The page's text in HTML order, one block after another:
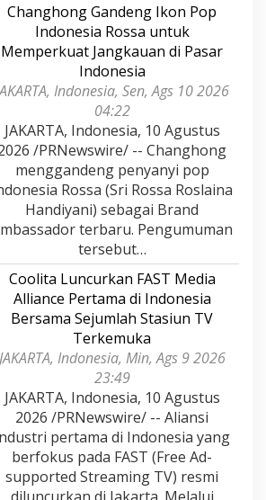
Changhong Gandeng Ikon Pop
Indonesia Rossa untuk
Memperkuat Jangkauan di Pasar
Indonesia
Indonesia, Sen, Ags 10 2026
04:22
JAKARTA, Indonesia, 10 Agustus
/PRNewswire/ -- Changhong
menggandeng penyanyi pop
Rossa (Sri Rossa Roslaina
Handiyani) sebagai Brand
terbaru. Pengumuman
tersebut…
Coolita Luncurkan FAST Media
Alliance Pertama di Indonesia
Bersama Sejumlah Stasiun TV
Terkemuka
JAKARTA, Indonesia, Min, Ags 9 2026
23:49
JAKARTA, Indonesia, 10 Agustus
2026 /PRNewswire/ -- Aliansi
pertama di Indonesia yang
berfokus pada FAST (Free Ad-
supported Streaming TV) resmi